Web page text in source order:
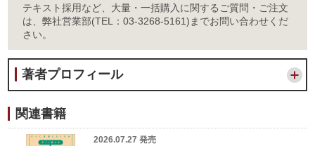
テキスト採用など、大量・一括購入に関するご質問・ご注文
は、弊社営業部(TEL：03-3268-5161)までお問い合わせくだ
さい。
著者プロフィール
関連書籍
2026.07.27 発売